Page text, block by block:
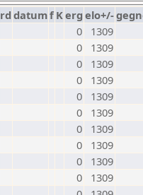
rd datumf Kerg elo+/-
0
1309
0
1309
0
1309
0
1309
0
1309
0
1309
0
1309
0
1309
0
1309
0
1309